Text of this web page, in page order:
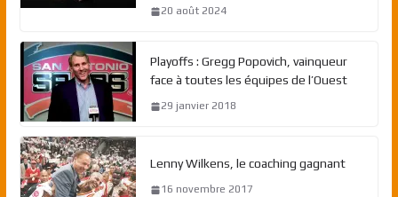
20 août 2024
Playoffs : Gregg Popovich, vainqueur
face à toutes les équipes de l’Ouest
29 janvier 2018
Lenny Wilkens, le coaching gagnant
16 novembre 2017